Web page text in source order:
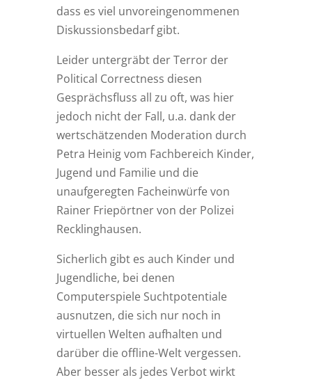
dass es viel unvoreingenommenen
Diskussionsbedarf gibt.
Leider untergräbt der Terror der
Political Correctness diesen
Gesprächsfluss all zu oft, was hier
jedoch nicht der Fall, u.a. dank der
wertschätzenden Moderation durch
Petra Heinig vom Fachbereich Kinder,
Jugend und Familie und die
unaufgeregten Facheinwürfe von
Rainer Friepörtner von der Polizei
Recklinghausen.
Sicherlich gibt es auch Kinder und
Jugendliche, bei denen
Computerspiele Suchtpotentiale
ausnutzen, die sich nur noch in
virtuellen Welten aufhalten und
darüber die offline-Welt vergessen.
Aber besser als jedes Verbot wirkt